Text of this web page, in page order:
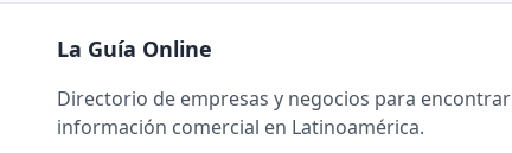
La Guía Online
Directorio de empresas y negocios para encontrar
información comercial en Latinoamérica.